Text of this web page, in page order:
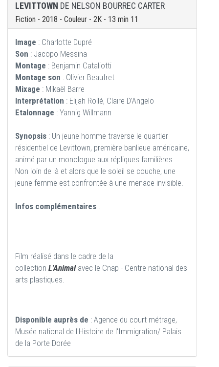
LEVITTOWN DE NELSON BOURREC CARTER
Fiction - 2018 - Couleur - 2K - 13 min 11
Image : Charlotte Dupré
Son : Jacopo Messina
Montage : Benjamin Cataliotti
Montage son : Olivier Beaufret
Mixage : Mikaël Barre
Interprétation : Elijah Rollé, Claire D’Angelo
Etalonnage : Yannig Willmann
Synopsis : Un jeune homme traverse le quartier
résidentiel de Levittown, première banlieue américaine,
animé par un monologue aux répliques familières.
Non loin de là et alors que le soleil se couche, une
jeune femme est confrontée à une menace invisible.
Infos complémentaires :
Film réalisé dans le cadre de la
collection L'Animal avec le Cnap - Centre national des
arts plastiques.
Disponible auprès de : Agence du court métrage,
Musée national de l'Histoire de l'Immigration/ Palais
de la Porte Dorée